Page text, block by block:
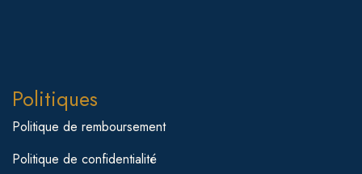
Politiques
Politique de remboursement
Politique de confidentialité